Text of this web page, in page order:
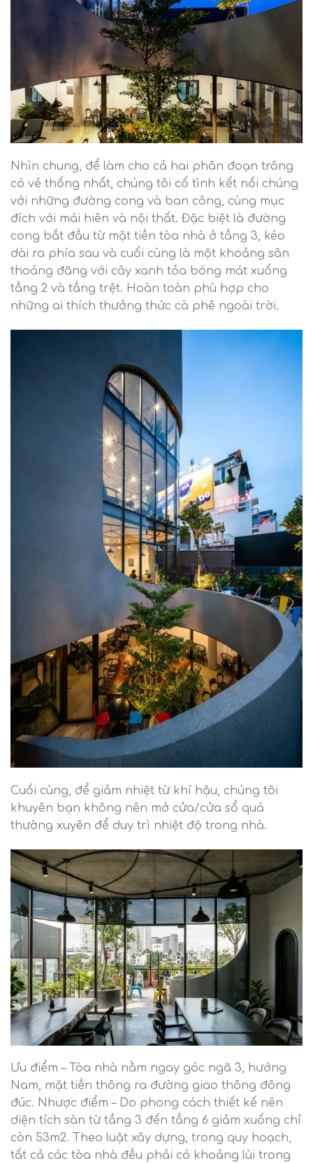
Nhìn chung, để làm cho cả hai phân đoạn trông
có vẻ thống nhất, chúng tôi cố tình kết nối chúng
với những đường cong và ban công, cùng mục
đích với mái hiên và nội thất. Đặc biệt là đường
cong bắt đầu từ mặt tiền tòa nhà ở tầng 3, kéo
dài ra phía sau và cuối cùng là một khoảng sân
thoáng đãng với cây xanh tỏa bóng mát xuống
tầng 2 và tầng trệt. Hoàn toàn phù hợp cho
những ai thích thưởng thức cà phê ngoài trời.
Cuối cùng, để giảm nhiệt từ khí hậu, chúng tôi
khuyên bạn không nên mở cửa/cửa sổ quá
thường xuyên để duy trì nhiệt độ trong nhà.
Ưu điểm – Tòa nhà nằm ngay góc ngã 3, hướng
Nam, mặt tiền thông ra đường giao thông đông
đúc. Nhược điểm – Do phong cách thiết kế nên
diện tích sàn từ tầng 3 đến tầng 6 giảm xuống chỉ
còn 53m2. Theo luật xây dựng, trong quy hoạch,
tất cả các tòa nhà đều phải có khoảng lùi trong